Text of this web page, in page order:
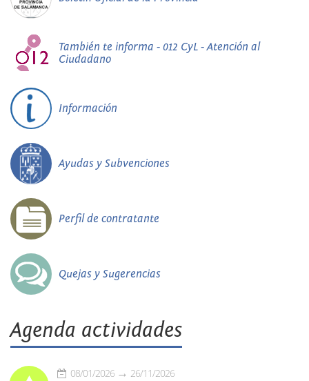
También te informa - 012 CyL - Atención al
Ciudadano
Información
Ayudas y Subvenciones
Perfil de contratante
Quejas y Sugerencias
Agenda actividades
08/01/2026 26/11/2026